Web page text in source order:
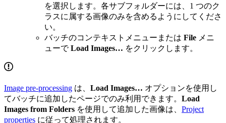
を選択します。各サブフォルダーには、1 つのク
ラスに属する画像のみを含めるようにしてくださ
い。
バッチのコンテキストメニューまたは File メニ
ューでLoad Images… をクリックします。
Image pre-processing は、 Load Images… オプションを使用し
てバッチに追加したページでのみ利用できます。 Load
Images from Folders を使用して追加した画像は、 Project
properties に従って処理されます。